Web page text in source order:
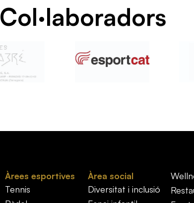
Col·laboradors
Àrees esportives
Tennis
Àrea social
Diversitat i inclusió